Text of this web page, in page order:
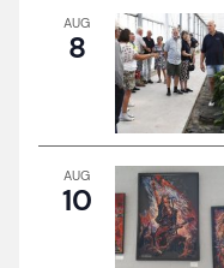
AUG
8
AUG
10